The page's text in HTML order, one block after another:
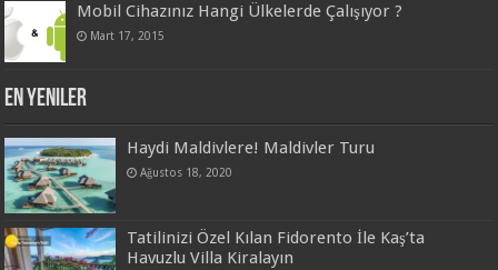
Mobil Cihazınız Hangi Ülkelerde Çalışıyor ?
Mart 17, 2015
En Yeniler
Haydi Maldivlere! Maldivler Turu
Ağustos 18, 2020
Tatilinizi Özel Kılan Fidorento İle Kaş’ta
Havuzlu Villa Kiralayın